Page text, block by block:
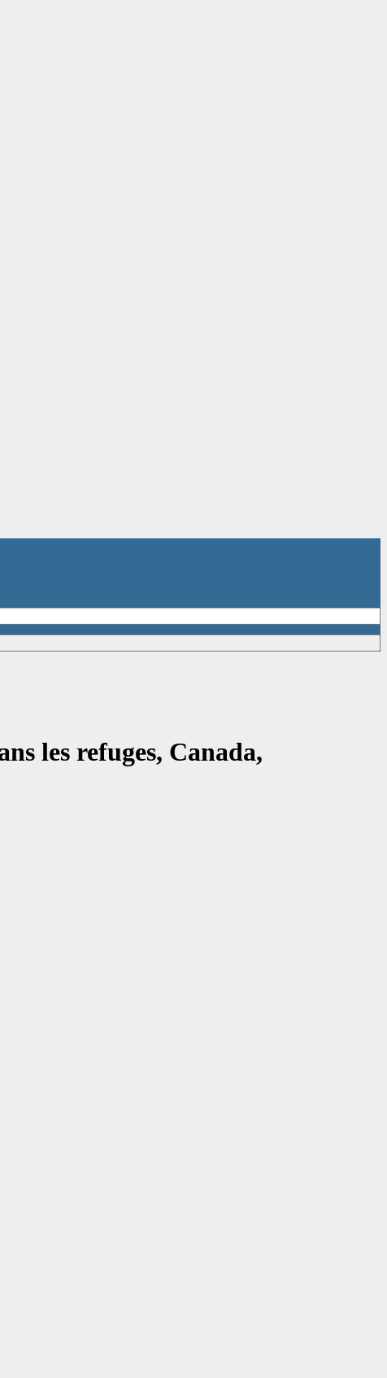
les refuges, Canada,